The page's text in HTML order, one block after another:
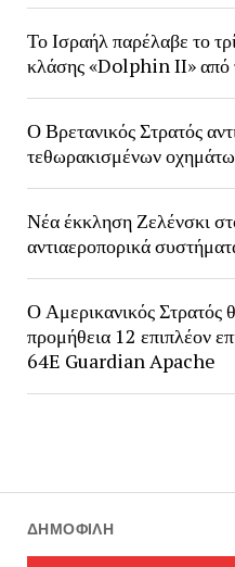
Το Ισραήλ παρέλαβε το
κλάσης «Dolphin II» από
Ο Βρετανικός Στρατός
τεθωρακισμένων
Νέα έκκληση Ζελένσκι
αντιαεροπορικά
Ο Αμερικανικός Στρατός
προμήθεια 12 επιπλέον
64E Guardian Apache
ΔΗΜΟΦΙΛΉ